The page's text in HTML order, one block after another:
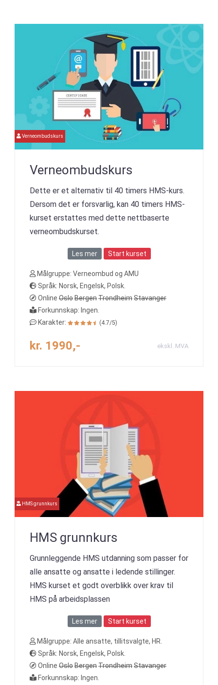
Verneombudskurs
Verneombudskurs
Dette er et alternativ til 40 timers HMS-kurs.
Dersom det er forsvarlig, kan 40 timers HMS-
kurset erstattes med dette nettbaserte
verneombudskurset.
Les mer Start kurset
Målgruppe: Verneombud og AMU
Språk: Norsk, Engelsk, Polsk.
Online OsloBergenTrondheimStavanger
Forkunnskap: Ingen.
Karakter:
(4.7/5)
kr. 1990,- ekskl. MVA
HMS grunnkurs
HMS grunnkurs
Grunnleggende HMS utdanning som passer for
alle ansatte og ansatte i ledende stillinger.
HMS kurset et godt overblikk over krav til
HMS på arbeidsplassen
Les mer Start kurset
Målgruppe: Alle ansatte, tillitsvalgte, HR.
Språk: Norsk, Engelsk, Polsk.
Online OsloBergenTrondheimStavanger
Forkunnskap: Ingen.